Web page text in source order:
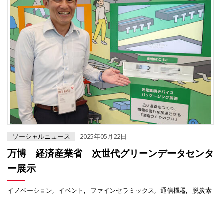
ソーシャルニュース 2025年05月22日
万博 経済産業省 次世代グリーンデータセンタ
ー展示
イノベーション イベント ファインセラミックス 通信機器 脱炭素